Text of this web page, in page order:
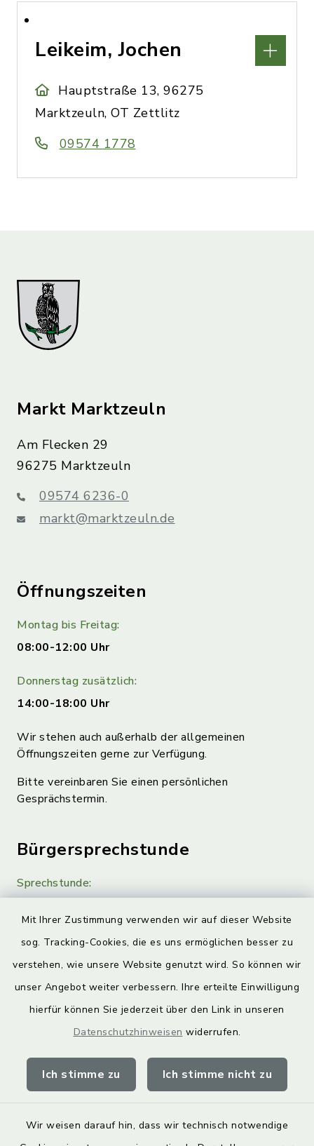
Mit Ihrer Zustimmung verwenden wir auf dieser Website
sog. Tracking-Cookies, die es uns ermöglichen besser zu
verstehen, wie unsere Website genutzt wird. So können wir
unser Angebot weiter verbessern. Ihre erteilte Einwilligung
hierfür können Sie jederzeit über den Link in unseren
Datenschutzhinweisen widerrufen.
Ich stimme zu Ich stimme nicht zu
Wir weisen darauf hin, dass wir technisch notwendige
Leikeim, Jochen
Hauptstraße 13, 96275
Marktzeuln, OT Zettlitz
09574 1778
Markt Marktzeuln
Am Flecken 29
96275 Marktzeuln
09574 6236-0
markt@marktzeuln.de
Öffnungszeiten
Montag bis Freitag:
08:00-12:00 Uhr
Donnerstag zusätzlich:
14:00-18:00 Uhr
Wir stehen auch außerhalb der allgemeinen
Öffnungszeiten gerne zur Verfügung.
Bitte vereinbaren Sie einen persönlichen
Gesprächstermin.
Bürgersprechstunde
Sprechstunde:
Quicklinks
Landkreis Lichtenfels
geoPortal Lichtenfels